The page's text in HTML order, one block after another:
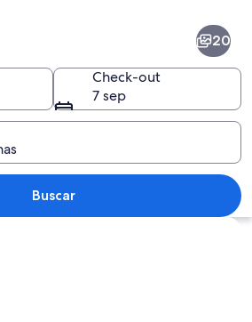
Un moderno complejo
20
Check-out
7 sep
Buscar